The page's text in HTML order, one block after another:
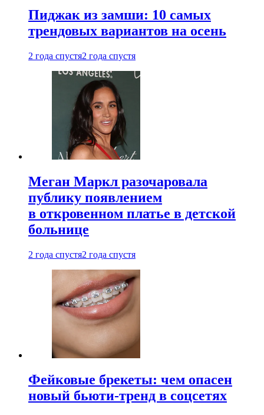
Пиджак из замши: 10 самых
трендовых вариантов на осень
2 года спустя2 года спустя
Меган Маркл разочаровала
публику появлением
в откровенном платье в детской
больнице
2 года спустя2 года спустя
Фейковые брекеты: чем опасен
новый бьюти-тренд в соцсетях